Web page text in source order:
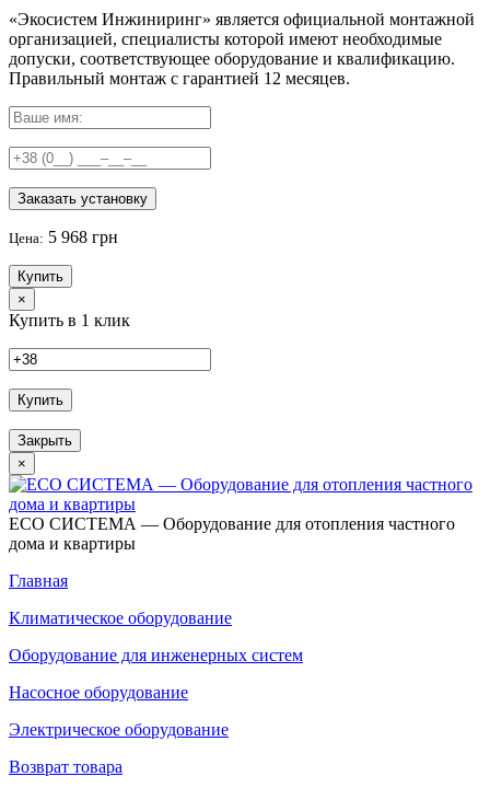
«Экосистем Инжиниринг» является официальной монтажной
организацией, специалисты которой имеют необходимые
допуски, соответствующее оборудование и квалификацию.
Правильный монтаж с гарантией 12 месяцев.
Заказать установку
Цена: 5 968 грн
Купить
×
Купить в 1 клик
Купить
Закрыть
×
ECO СИСТЕМА — Оборудование для отопления частного
дома и квартиры
Главная
Климатическое оборудование
Оборудование для инженерных систем
Насосное оборудование
Электрическое оборудование
Возврат товара